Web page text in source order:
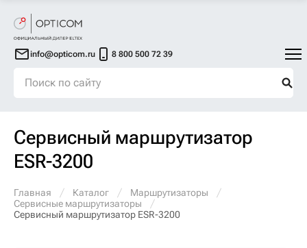
info@opticom.ru 8 800 500 72 39
Сервисный маршрутизатор
ESR-3200
Главная Каталог
Маршрутизаторы
Сервисные маршрутизаторы
Сервисный маршрутизатор ESR-3200